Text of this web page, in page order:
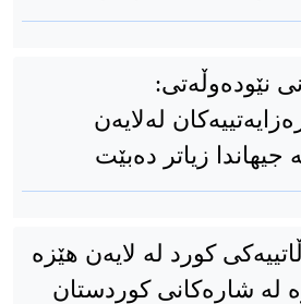
نێودەوڵەتی:
لەلایەن
جیهاندا زیاتر دەبێت
كورد لە لایەن هێزە
لە شارەكانی كوردستان